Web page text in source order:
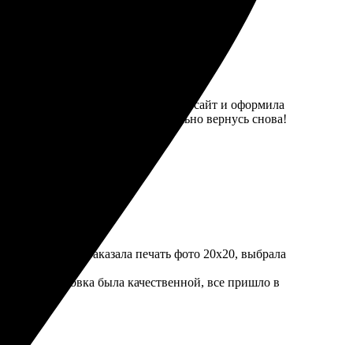
выбрала картинки, загрузила на сайт и оформила
— кружки, значки. Обязательно вернусь снова!
очень легко. Заказала печать фото 20х20, выбрала
Упаковка была качественной, все пришло в